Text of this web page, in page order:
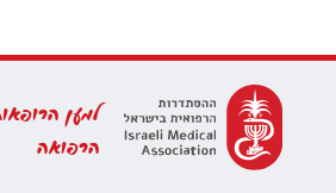
למען
הרפואה